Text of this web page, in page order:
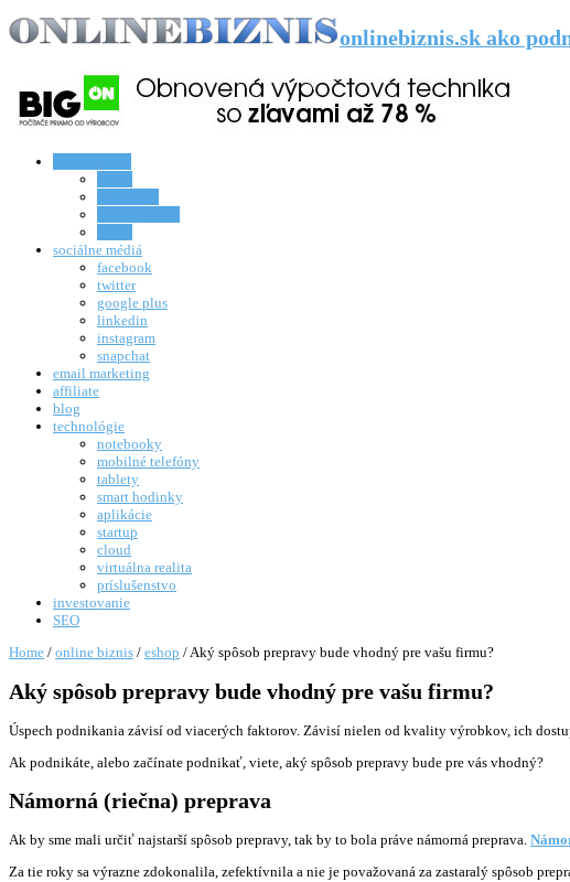
onlinebiznis.sk ako
sociálne médiá
facebook
twitter
google plus
linkedin
instagram
snapchat
email marketing
affiliate
blog
technológie
notebooky
mobilné telefóny
tablety
smart hodinky
aplikácie
startup
cloud
virtuálna realita
príslušenstvo
investovanie
SEO
Home / online biznis / eshop /Aký spôsob prepravy bude vhodný pre vašu firmu?
Aký spôsob prepravy bude vhodný pre vašu firmu?
Úspech podnikania závisí od viacerých faktorov. Závisí nielen od kvality výrobkov, ich
Ak podnikáte, alebo začínate podnikať, viete, aký spôsob prepravy bude pre vás vhodný?
Námorná (riečna) preprava
Ak by sme mali určiť najstarší spôsob prepravy, tak by to bola práve námorná preprava.
Za tie roky sa výrazne zdokonalila, zefektívnila a nie je považovaná za zastaralý spôsob